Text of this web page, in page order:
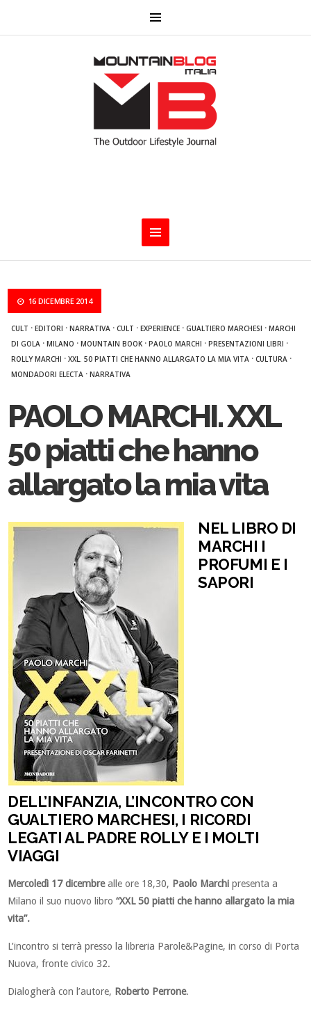
16 DICEMBRE 2014
CULT ·EDITORI ·NARRATIVA ·CULT ·EXPERIENCE ·GUALTIERO MARCHESI ·MARCHI
DI GOLA ·MILANO ·MOUNTAIN BOOK ·PAOLO MARCHI ·PRESENTAZIONI LIBRI ·
ROLLY MARCHI ·XXL. 50 PIATTI CHE HANNO ALLARGATO LA MIA VITA ·CULTURA ·
MONDADORI ELECTA ·NARRATIVA
PAOLO MARCHI. XXL
50 piatti che hanno
allargato la mia vita
NEL LIBRO DI
MARCHI I
PROFUMI E I
SAPORI
DELL’INFANZIA, L’INCONTRO CON
GUALTIERO MARCHESI, I RICORDI
LEGATI AL PADRE ROLLY E I MOLTI
VIAGGI
Mercoledì 17 dicembrealle ore 18,30, Paolo Marchi presenta a
Milano il suo nuovo libro “XXL 50 piatti che hanno allargato la mia
vita”.
L’incontro si terrà presso la libreria Parole&Pagine, in corso di Porta
Nuova, fronte civico 32.
Dialogherà con l’autore, Roberto Perrone.